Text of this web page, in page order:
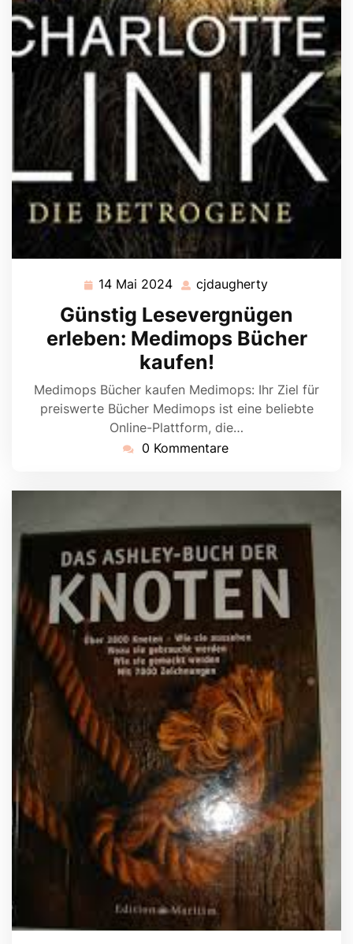
14 Mai 2024 14
2024
cjdaugherty
Günstig Lesevergnügen
erleben: Medimops Bücher
kaufen!
Medimops Bücher kaufen Medimops: Ihr Ziel für
preiswerte Bücher Medimops ist eine beliebte
Online-Plattform, die…
0 Kommentare